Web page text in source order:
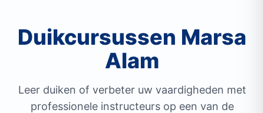
Duikcursussen Marsa
Alam
Leer duiken of verbeter uw vaardigheden met
professionele instructeurs op een van de